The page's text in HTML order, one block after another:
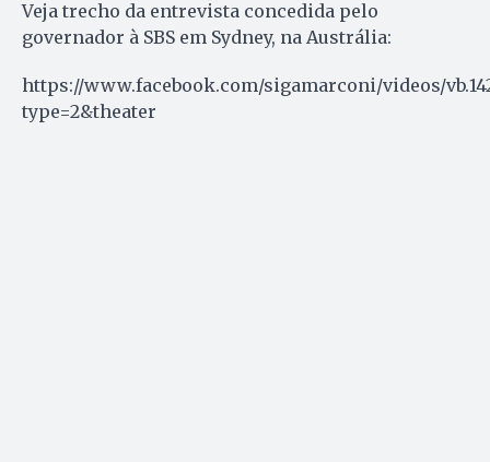
Veja trecho da entrevista concedida pelo
governador à SBS em Sydney, na Austrália:
https://www.facebook.com/sigamarconi/videos/
type=2&theater